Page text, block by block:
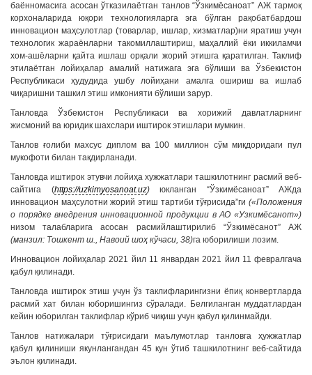
баённомасига асосан ўтказилаётган танлов “Ўзкимёсаноат” АЖ тармоқ
корхоналарида юқори технологияларга эга бўлган рақобатбардош
инновацион маҳсулотлар (товарлар, ишлар, хизматлар)ни яратиш учун
технологик жараёнларни такомиллаштириш, маҳаллий ёки иккиламчи
хом-ашёларни қайта ишлаш орқали жорий этишга қаратилган. Таклиф
этилаётган лойиҳалар амалий натижага эга бўлиши ва Ўзбекистон
Республикаси ҳудудида ушбу лойиҳани амалга ошириш ва ишлаб
чиқаришни ташкил этиш имконияти бўлиши зарур.
Танловда Ўзбекистон Республикаси ва хорижий давлатларнинг
жисмоний ва юридик шахслари иштирок этишлари мумкин.
Танлов ғолиби махсус диплом ва 100 миллион сўм миқдоридаги пул
мукофоти билан тақдирланади.
Танловда иштирок этувчи лойиҳа хужжатлари ташкилотнинг расмий веб-
сайтига (https://uzkimyosanoat.uz) юкланган “Ўзкимёсаноат” АЖда
инновацион маҳсулотни жорий этиш тартиби тўғрисида”ги («Положения
о порядке внедрения инновационной продукции в АО «Узкимёсанот»)
низом талабларига асосан расмийлаштирилиб “Ўзкимёсанот” АЖ
(манзил: Тошкент ш., Навоий шоҳ кўчаси, 38)га юборилиши лозим.
Инновацион лойиҳалар 2021 йил 11 январдан 2021 йил 11 февралгача
қабул қилинади.
Танловда иштирок этиш учун ўз таклифларингизни ёпиқ конвертларда
расмий хат билан юборишингиз сўралади. Белгиланган муддатлардан
кейин юборилган таклифлар кўриб чиқиш учун қабул қилинмайди.
Танлов натижалари тўғрисидаги маълумотлар танловга ҳужжатлар
қабул қилиниши якунлангандан 45 кун ўтиб ташкилотнинг веб-сайтида
эълон қилинади.